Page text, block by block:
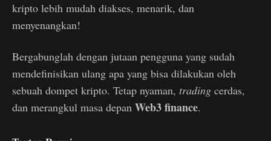
kripto lebih mudah diakses, menarik, dan
menyenangkan!
Bergabunglah dengan jutaan pengguna yang sudah
mendefinisikan ulang apa yang bisa dilakukan oleh
sebuah dompet kripto. Tetap nyaman, trading cerdas,
dan merangkul masa depan Web3 finance.